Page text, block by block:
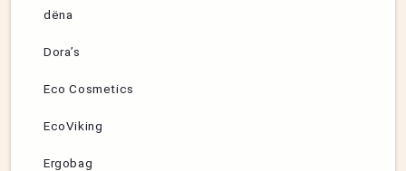
dëna
Dora’s
Eco Cosmetics
EcoViking
Ergobag